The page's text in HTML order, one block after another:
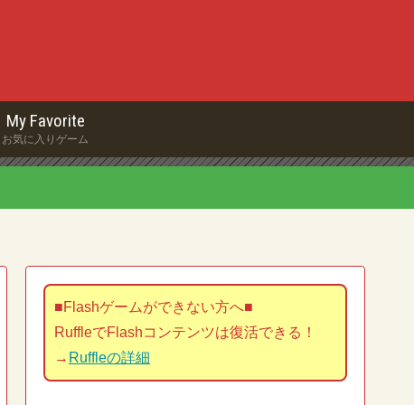
My Favorite
お気に入りゲーム
■Flashゲームができない方へ■
RuffleでFlashコンテンツは復活できる！
→ Ruffleの詳細